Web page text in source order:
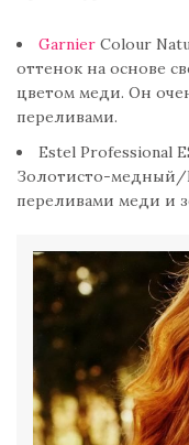
Garnier Colour
оттенок на основе
цветом меди. Он
переливами.
Estel Professional
Золотисто-медный/
переливами меди и